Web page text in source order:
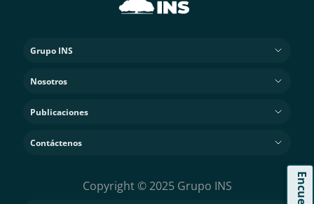
Grupo INS
Nosotros
Publicaciones
Contáctenos
Copyright © 2025 Grupo INS